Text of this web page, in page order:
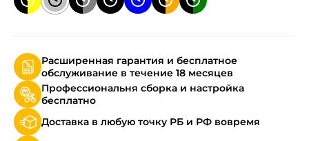
Расширенная гарантия и бесплатное
обслуживание в течение 18 месяцев
Профессиональня сборка и настройка
бесплатно
Доставка в любую точку РБ и РФ вовремя